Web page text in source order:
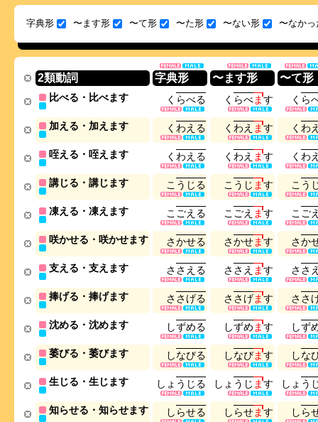
字典形 〜ます形 〜て形 〜た形 〜ない形 〜なかっ
2類動詞 字典形 〜ます形 〜て形
比べる・比べます く らべる く らべます く ら
加える・加えます く わえ る く わえ ます く わ
咥える・咥えます く わえ る く わえ ます く わ
講じる・講じます こ う じる こ う じ ます こ う
凍える・凍えます こ ごえ る こ ごえ ます こ ご
咲かせる・咲かせます さかせる さかせます さか
支える・支えます さ さ え る さ さ え ます さ さ
捧げる・捧げます さ さ げる さ さ げます さ さ
沈める・沈めます しずめる しずめ ます しず
萎びる・萎びます しなびる しなびます しな
生じる・生じます し ょ う じる し ょ う じ ます し ょ う
知らせる・知らせます し らせる し らせます し ら